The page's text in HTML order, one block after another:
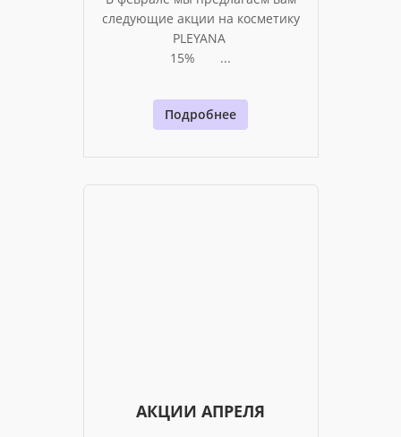
следующие акции на косметику
PLEYANA
15% ...
Подробнее
АКЦИИ АПРЕЛЯ